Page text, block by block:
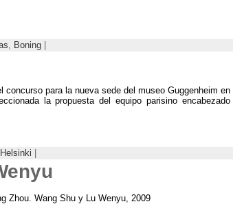
Boning
concurso para la nueva sede del museo Guggenheim
la propuesta del equipo parisino
Helsinki
Zhou Wang Shu y Lu Wenyu , 2009